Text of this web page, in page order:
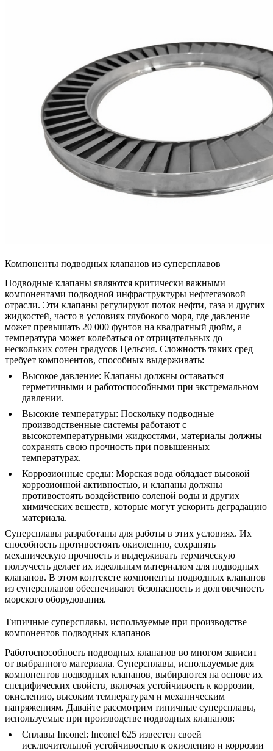
Компоненты подводных клапанов из суперсплавов
Подводные клапаны являются критически важными
компонентами подводной инфраструктуры нефтегазовой
отрасли. Эти клапаны регулируют поток нефти, газа и других
жидкостей, часто в условиях глубокого моря, где давление
может превышать 20 000 фунтов на квадратный дюйм, а
температура может колебаться от отрицательных до
нескольких сотен градусов Цельсия. Сложность таких сред
требует компонентов, способных выдерживать:
Высокое давление: Клапаны должны оставаться
герметичными и работоспособными при экстремальном
давлении.
Высокие температуры: Поскольку подводные
производственные системы работают с
высокотемпературными жидкостями, материалы должны
сохранять свою прочность при повышенных
температурах.
Коррозионные среды: Морская вода обладает высокой
коррозионной активностью, и клапаны должны
противостоять воздействию соленой воды и других
химических веществ, которые могут ускорить деградацию
материала.
Суперсплавы разработаны для работы в этих условиях. Их
способность противостоять окислению, сохранять
механическую прочность и выдерживать термическую
ползучесть делает их идеальным материалом для подводных
клапанов. В этом контексте компоненты подводных клапанов
из суперсплавов обеспечивают безопасность и долговечность
морского оборудования.
Типичные суперсплавы, используемые при производстве
компонентов подводных клапанов
Работоспособность подводных клапанов во многом зависит
от выбранного материала. Суперсплавы, используемые для
компонентов подводных клапанов, выбираются на основе их
специфических свойств, включая устойчивость к коррозии,
окислению, высоким температурам и механическим
напряжениям. Давайте рассмотрим типичные суперсплавы,
используемые при производстве подводных клапанов:
Сплавы Inconel: Inconel 625 известен своей
исключительной устойчивостью к окислению и коррозии